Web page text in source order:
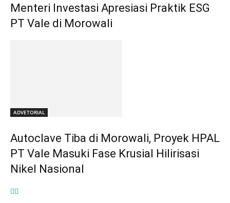
Menteri Investasi Apresiasi Praktik ESG
PT Vale di Morowali
ADVETORIAL
Autoclave Tiba di Morowali, Proyek HPAL
PT Vale Masuki Fase Krusial Hilirisasi
Nikel Nasional